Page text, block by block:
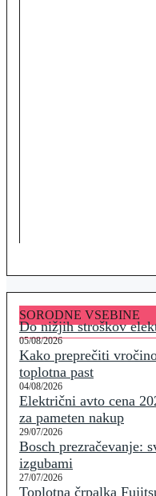
SORODNE VSEBINE
Do nižjih stroškov
05/08/2026
Kako preprečiti
toplotna past
04/08/2026
Električni avto cena
za pameten nakup
29/07/2026
Bosch prezračevanje:
izgubami
27/07/2026
Toplotna črpalka